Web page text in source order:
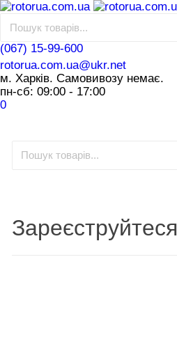
(067) 15-99-600
rotorua.com.ua@ukr.net
м. Харків. Самовивозу немає.
пн-сб: 09:00 - 17:00
0
Зареєструйтеся